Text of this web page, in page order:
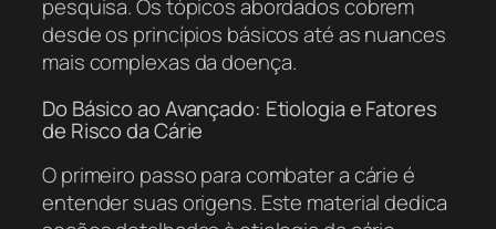
pesquisa. Os tópicos abordados cobrem
desde os princípios básicos até as nuances
mais complexas da doença.
Do Básico ao Avançado: Etiologia e Fatores
de Risco da Cárie
O primeiro passo para combater a cárie é
entender suas origens. Este material dedica